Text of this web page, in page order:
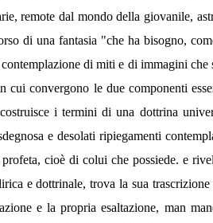
remote dal mondo della giovanile,
di una fantasia "che ha bisogno,
di miti e di immagini
convergono le due componenti
i termini di una dottrina
e desolati ripiegamenti
cioè di colui che possiede. e
e dottrinale, trova la sua
e la propria esaltazione, man